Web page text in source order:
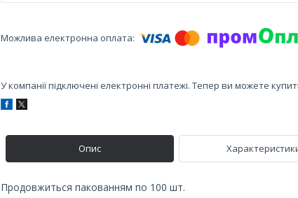
У компанії підключені електронні платежі. Тепер ви можете
Опис
Продовжиться пакованням по 100 шт.